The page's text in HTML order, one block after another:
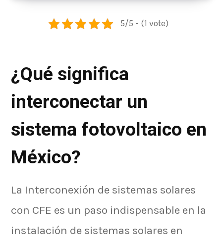
5/5 - (1 vote)
¿Qué significa
interconectar un
sistema fotovoltaico en
México?
La Interconexión de sistemas solares
con CFE es un paso indispensable en la
instalación de sistemas solares en